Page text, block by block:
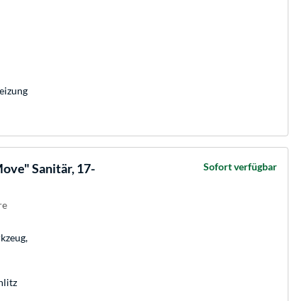
Sanitär, 17-
Sofort verfügbar